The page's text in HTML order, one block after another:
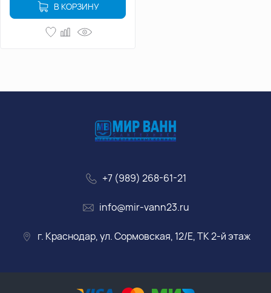
В КОРЗИНУ
+7 (989) 268-61-21
info@mir-vann23.ru
г. Краснодар, ул. Сормовская, 12/Е, ТК 2-й этаж